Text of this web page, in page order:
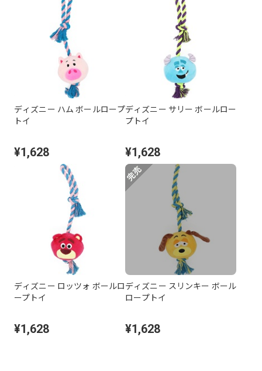
ディズニー ハム ボールロープ
トイ
¥1,628
ディズニー サリー ボールロー
プトイ
¥1,628
ディズニー ロッツォ ボールロ
ープトイ
¥1,628
ディズニー スリンキー ボール
ロープトイ
¥1,628